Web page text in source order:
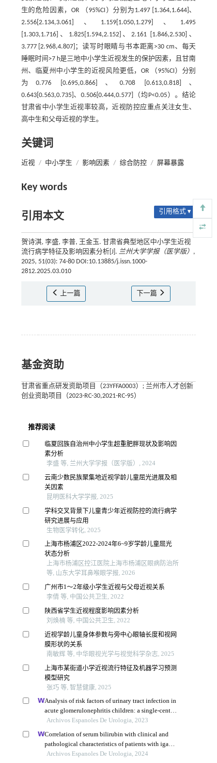
生的危险因素，OR （95%CI）分别为1.497 [1.364,1.644]、
2.556[2.134,3.061]、1.159[1.050,1.279]、1.495
[1.303,1.716]、1.825[1.594,2.152]、2.161 [1.846,2.530]、
3.777 [2.968,4.807]；读写时眼睛与书本距离>30 cm、每天
睡眠时间>7 h是三地中小学生近视发生的保护因素，且甘南
州、临夏州中小学生的近视风险更低，OR （95%CI）分别
为0.776 [0.695,0.866]、0.708 [0.613,0.818]、
0.643[0.563,0.735]、0.506[0.444,0.577]（均P<0.05）。结论
甘肃省中小学生近视率较高，近视防控应重点关注女生、
高中生和父母近视的学生。
关键词
近视 / 中小学生 / 影响因素 / 综合防控 / 屏幕暴露
Key words
引用本文 引用格式 ▾
贺诗淇, 李盛, 李普, 王金玉. 甘肃省典型地区中小学生近视
流行病学特征及影响因素分析[J]. 兰州大学学报（医学版） ,
2025, 51(03): 74-80 DOI:10.13885/j.issn.1000-
2812.2025.03.010
上一篇 下一篇
基金资助
甘肃省重点研发资助项目（23YFFA0003）; 兰州市人才创新
创业资助项目（2023-RC-30,2021-RC-95）